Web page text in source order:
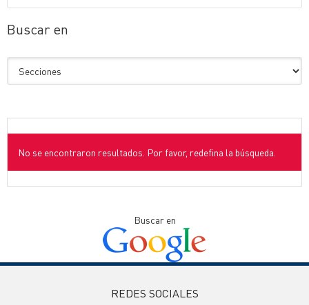
Buscar en
No se encontraron resultados. Por favor, redefina la búsqueda.
Buscar en
REDES SOCIALES